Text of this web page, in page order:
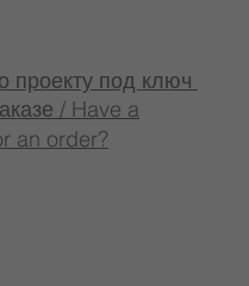
/ Have a
an order?
проекту под ключ